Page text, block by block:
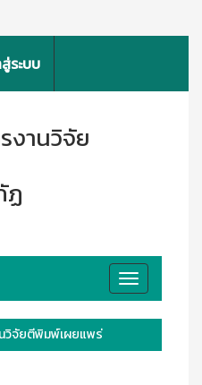
ระบบ
งานวิจัย
ฏ
Toggle
navigation
วิจัยตีพิมพ์เผยแพร่